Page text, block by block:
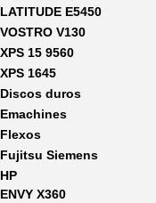
LATITUDE E5450
VOSTRO V130
XPS 15 9560
XPS 1645
Discos duros
Emachines
Flexos
Fujitsu Siemens
HP
ENVY X360